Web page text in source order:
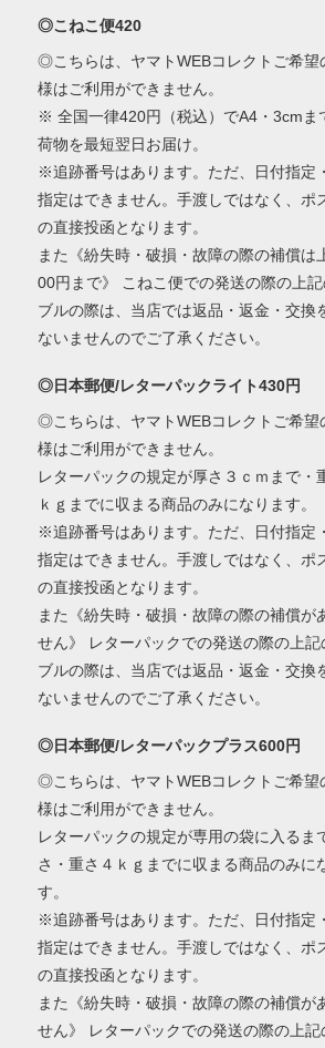
◎こねこ便420
◎こちらは、ヤマトWEBコレクトご希望
様はご利用ができません。
※ 全国一律420円（税込）でA4・3cmま
荷物を最短翌日お届け。
※追跡番号はあります。ただ、日付指定
指定はできません。手渡しではなく、ポ
の直接投函となります。
また《紛失時・破損・故障の際の補償は
00円まで》 こねこ便での発送の際の上記
ブルの際は、当店では返品・返金・交換
ないませんのでご了承ください。
◎日本郵便/レターパックライト430円
◎こちらは、ヤマトWEBコレクトご希望
様はご利用ができません。
レターパックの規定が厚さ３ｃｍまで・
ｋｇまでに収まる商品のみになります。
※追跡番号はあります。ただ、日付指定
指定はできません。手渡しではなく、ポ
の直接投函となります。
また《紛失時・破損・故障の際の補償が
せん》 レターパックでの発送の際の上記
ブルの際は、当店では返品・返金・交換
ないませんのでご了承ください。
◎日本郵便/レターパックプラス600円
◎こちらは、ヤマトWEBコレクトご希望
様はご利用ができません。
レターパックの規定が専用の袋に入るま
さ・重さ４ｋｇまでに収まる商品のみに
す。
※追跡番号はあります。ただ、日付指定
指定はできません。手渡しではなく、ポ
の直接投函となります。
また《紛失時・破損・故障の際の補償が
せん》 レターパックでの発送の際の上記